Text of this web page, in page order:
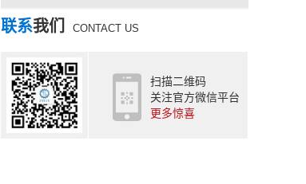
联系我们 CONTACT US
扫描二维码
关注官方微信平台
更多惊喜